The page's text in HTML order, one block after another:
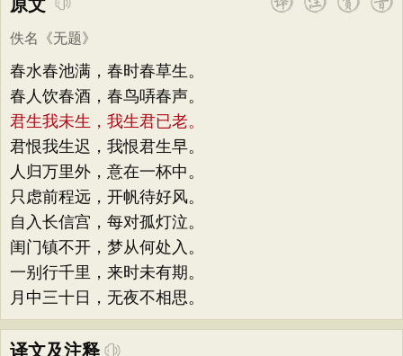
原文
佚名 《无题》
春水春池满，春时春草生。
春人饮春酒，春鸟哢春声。
君生我未生，我生君已老。
君恨我生迟，我恨君生早。
人归万里外，意在一杯中。
只虑前程远，开帆待好风。
自入长信宫，每对孤灯泣。
闺门镇不开，梦从何处入。
一别行千里，来时未有期。
月中三十日，无夜不相思。
译文及注释